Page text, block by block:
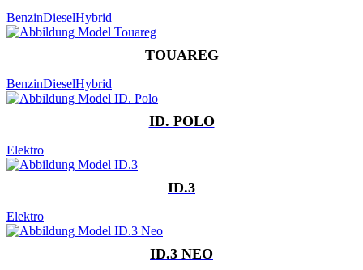
BenzinDieselHybrid
TOUAREG
BenzinDieselHybrid
ID. POLO
Elektro
ID.3
Elektro
ID.3 NEO